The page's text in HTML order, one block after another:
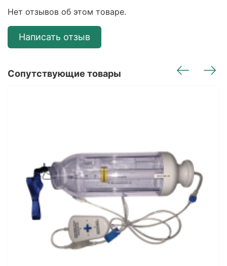
Нет отзывов об этом товаре.
Написать отзыв
Сопутствующие товары